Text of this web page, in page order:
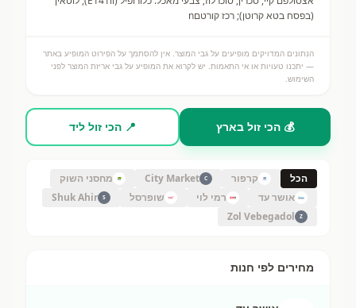
(בפסח בטא קרוטן); רכז קורטםn
הנתונים המדויקים מופיעים על גבי המוצר. אין להסתמך על הפירוט המופיע באתר
— יתכנו טעויות או אי התאמות. יש לקרוא את המופיע על גבי אריזת המוצר לפני
השימוש.
💰 הכי זול בארץ 📍 הכי זול ליד
הכל קרפור C
City Market
מחסני השוק
אושר עד
רמי לוי שופרסל S
Shuk Ahir
Z
Zol Vebegadol
מחירים לפי חנות